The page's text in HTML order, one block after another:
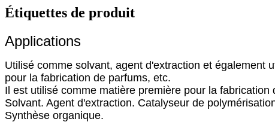
Étiquettes de produit
Applications
Utilisé comme solvant, agent d'extraction et également
pour la fabrication de parfums, etc.
Il est utilisé comme matière première pour la
Solvant. Agent d'extraction. Catalyseur de
Synthèse organique.